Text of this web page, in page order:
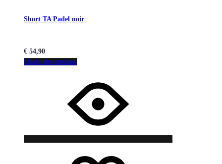
Short TA Padel noir
€ 54,90
Choix des options